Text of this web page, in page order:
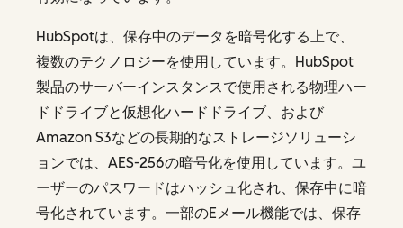
HubSpotは、保存中のデータを暗号化する上で、
複数のテクノロジーを使用しています。HubSpot
製品のサーバーインスタンスで使用される物理ハー
ドドライブと仮想化ハードドライブ、および
Amazon S3などの長期的なストレージソリューシ
ョンでは、AES-256の暗号化を使用しています。ユ
ーザーのパスワードはハッシュ化され、保存中に暗
号化されています。一部のEメール機能では、保存